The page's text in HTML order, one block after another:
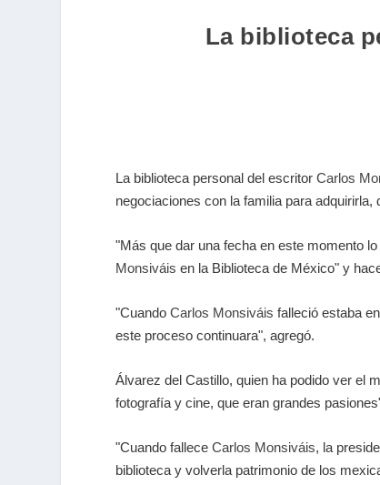
La biblioteca
La biblioteca personal del escritorCarlos
negociaciones con la familia para
"Más que dar una fecha en este momento
Monsiváis en la Biblioteca de México" y
"CuandoCarlos Monsiváis falleció estaba
este proceso continuara", agregó.
Álvarez del Castillo, quien ha podido ver el
fotografía y cine, que eran grandes
"Cuando falleceCarlos Monsiváis, la
biblioteca y volverla patrimonio de los